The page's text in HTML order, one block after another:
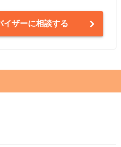
イザーに相談する